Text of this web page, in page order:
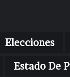
Elecciones
Estado De